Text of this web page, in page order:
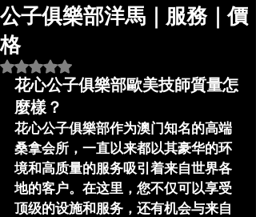
公子俱樂部洋馬｜服務｜價
格
評等為 NaN（最高為 5 顆星）。
花心公子俱樂部歐美技師質量怎
麼樣？
花心公子俱樂部作为澳门知名的高端
桑拿会所，一直以来都以其豪华的环
境和高质量的服务吸引着来自世界各
地的客户。在这里，您不仅可以享受
顶级的设施和服务，还有机会与来自